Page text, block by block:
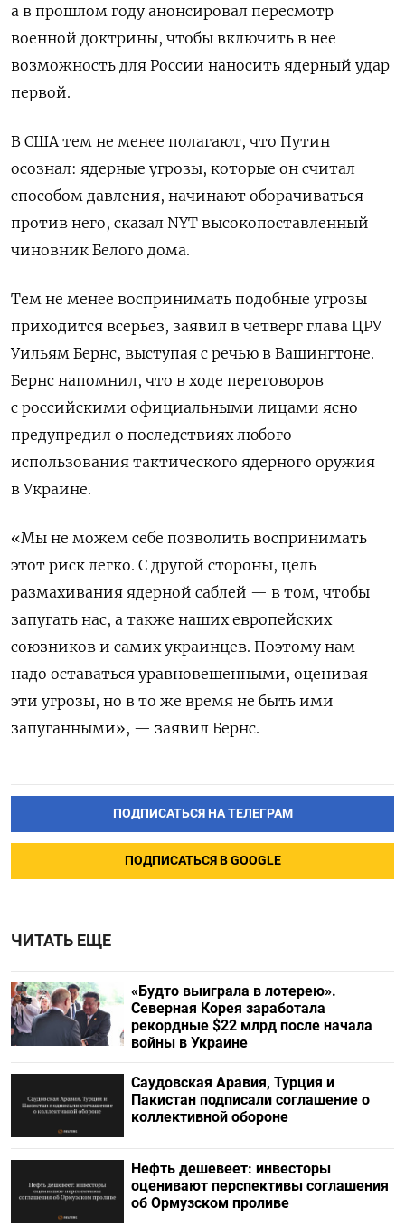
а в прошлом году анонсировал пересмотр
военной доктрины, чтобы включить в нее
возможность для России наносить ядерный удар
первой.
В США тем не менее полагают, что Путин
осознал: ядерные угрозы, которые он считал
способом давления, начинают оборачиваться
против него, сказал NYT высокопоставленный
чиновник Белого дома.
Тем не менее воспринимать подобные угрозы
приходится всерьез, заявил в четверг глава ЦРУ
Уильям Бернс, выступая с речью в Вашингтоне.
Бернс напомнил, что в ходе переговоров
с российскими официальными лицами ясно
предупредил о последствиях любого
использования тактического ядерного оружия
в Украине.
«Мы не можем себе позволить воспринимать
этот риск легко. С другой стороны, цель
размахивания ядерной саблей — в том, чтобы
запугать нас, а также наших европейских
союзников и самих украинцев. Поэтому нам
надо оставаться уравновешенными, оценивая
эти угрозы, но в то же время не быть ими
запуганными», — заявил Бернс.
ПОДПИСАТЬСЯ НА ТЕЛЕГРАМ
ПОДПИСАТЬСЯ В GOOGLE
ЧИТАТЬ ЕЩЕ
«Будто выиграла в лотерею».
Северная Корея заработала
рекордные $22 млрд после начала
войны в Украине
Саудовская Аравия, Турция и
Пакистан подписали соглашение о
коллективной обороне
Нефть дешевеет: инвесторы
оценивают перспективы соглашения
об Ормузском проливе